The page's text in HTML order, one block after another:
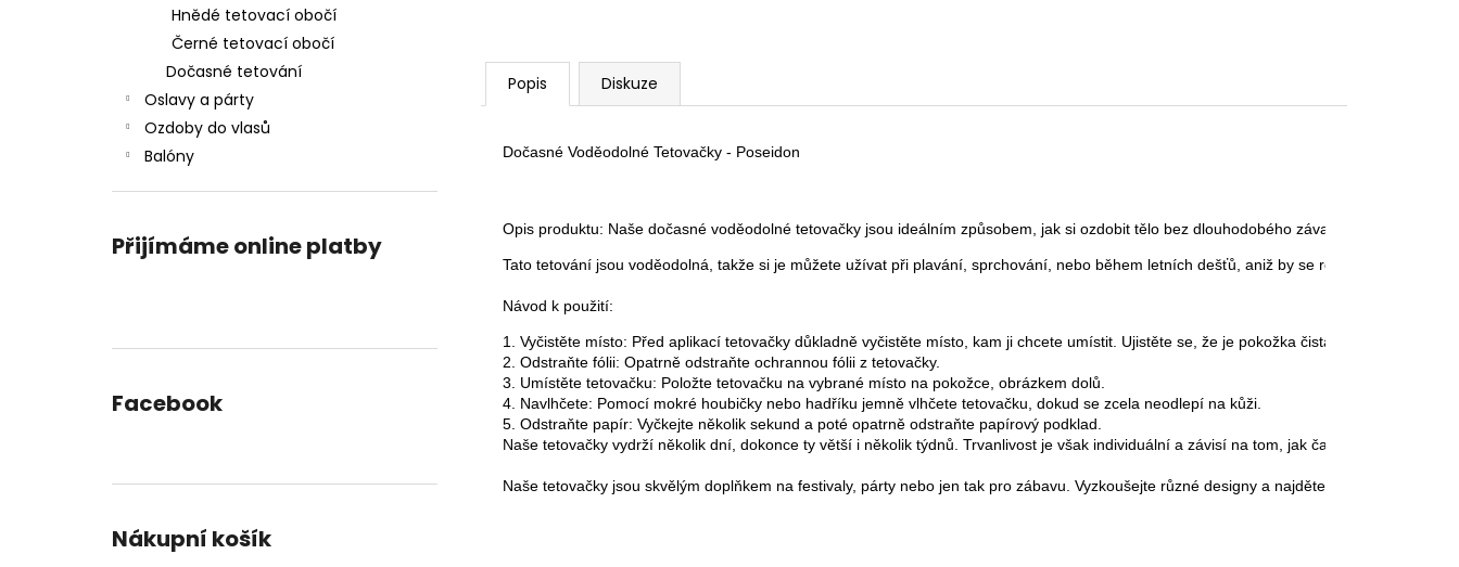
Hnědé tetovací obočí
Černé tetovací obočí
Dočasné tetování
Oslavy a párty
Ozdoby do vlasů
Balóny
Přijímáme online platby
Facebook
Nákupní košík
Popis Diskuze
Dočasné Voděodolné Tetovačky - Poseidon
Opis produktu: Naše dočasné voděodolné tetovačky jsou ideálním způsobem, jak si ozdobit tělo bez dlouhodobého závazku. Jsou
Tato tetování jsou voděodolná, takže si je můžete užívat při plavání, sprchování, nebo během letních dešťů, aniž by se rozmazala nebo
Návod k použití:
1. Vyčistěte místo: Před aplikací tetovačky důkladně vyčistěte místo, kam ji chcete umístit. Ujistěte se, že je pokožka čistá a suchá.
2. Odstraňte fólii: Opatrně odstraňte ochrannou fólii z tetovačky.
3. Umístěte tetovačku: Položte tetovačku na vybrané místo na pokožce, obrázkem dolů.
4. Navlhčete: Pomocí mokré houbičky nebo hadříku jemně vlhčete tetovačku, dokud se zcela neodlepí na kůži.
5. Odstraňte papír: Vyčkejte několik sekund a poté opatrně odstraňte papírový podklad.
Naše tetovačky vydrží několik dní, dokonce ty větší i několik týdnů. Trvanlivost je však individuální a závisí na tom, jak často se člověk
Naše tetovačky jsou skvělým doplňkem na festivaly, párty nebo jen tak pro zábavu. Vyzkoušejte různé designy a najděte ten, který vám